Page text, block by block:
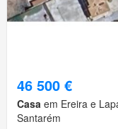
46 500 €
Casa em Ereira e
Santarém